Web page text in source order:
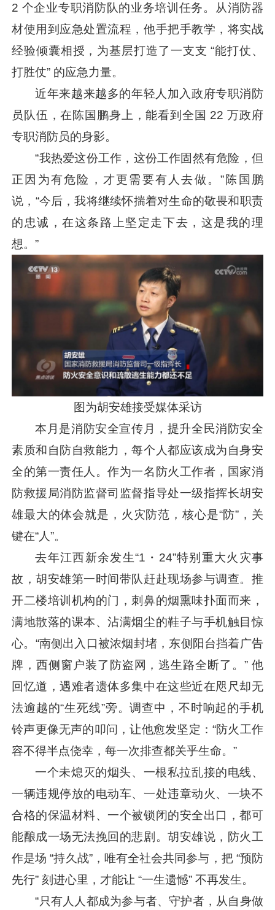
2 个企业专职消防队的业务培训任务。从消防器
材使用到应急处置流程，他手把手教学，将实战
经验倾囊相授，为基层打造了一支支 “能打仗、
打胜仗” 的应急力量。
近年来越来越多的年轻人加入政府专职消防
员队伍，在陈国鹏身上，能看到全国 22 万政府
专职消防员的身影。
“我热爱这份工作，这份工作固然有危险，但
正因为有危险，才更需要有人去做。”陈国鹏
说，“今后，我将继续怀揣着对生命的敬畏和职责
的忠诚，在这条路上坚定走下去，这是我的理
想。”
图为胡安雄接受媒体采访
本月是消防安全宣传月，提升全民消防安全
素质和自防自救能力，每个人都应该成为自身安
全的第一责任人。作为一名防火工作者，国家消
防救援局消防监督司监督指导处一级指挥长胡安
雄最大的体会就是，火灾防范，核心是“防”，关
键在“人”。
去年江西新余发生“1・24”特别重大火灾事
故，胡安雄第一时间带队赶赴现场参与调查。推
开二楼培训机构的门，刺鼻的烟熏味扑面而来，
满地散落的课本、沾满烟尘的鞋子与手机触目惊
心。“南侧出入口被浓烟封堵，东侧阳台挡着广告
牌，西侧窗户装了防盗网，逃生路全断了。” 他
回忆道，遇难者遗体多集中在这些近在咫尺却无
法逾越的“生死线”旁。调查中，不时响起的手机
铃声更像无声的叩问，让他愈发坚定：“防火工作
容不得半点侥幸，每一次排查都关乎生命。”
一个未熄灭的烟头、一根私拉乱接的电线、
一辆违规停放的电动车、一处违章动火、一块不
合格的保温材料、一个被锁闭的安全出口，都可
能酿成一场无法挽回的悲剧。胡安雄说，防火工
作是场 “持久战”，唯有全社会共同参与，把 “预防
先行” 刻进心里，才能让 “一生遗憾” 不再发生。
“只有人人都成为参与者、守护者，从自身做